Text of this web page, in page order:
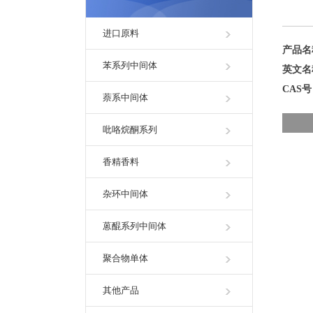
进口原料
苯系列中间体
萘系中间体
吡咯烷酮系列
香精香料
杂环中间体
蒽醌系列中间体
聚合物单体
其他产品
产品
英文
CAS